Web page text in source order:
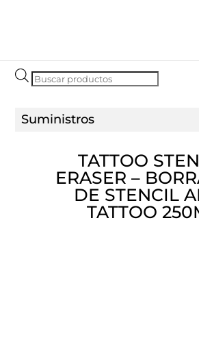
Búsqueda
TATTOO
ERASER –
DE STENCIL
TATTOO